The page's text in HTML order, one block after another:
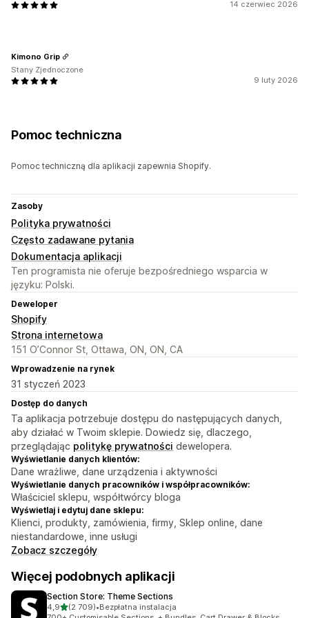
14 czerwiec 2026
9 luty 2026
Kimono Grip
Stany Zjednoczone
Pomoc techniczna
Pomoc techniczną dla aplikacji zapewnia Shopify.
Zasoby
Polityka prywatności
Często zadawane pytania
Dokumentacja aplikacji
Ten programista nie oferuje bezpośredniego wsparcia w
języku: Polski.
Deweloper
Shopify
Strona internetowa
151 O’Connor St, Ottawa, ON, ON, CA
Wprowadzenie na rynek
31 styczeń 2023
Dostęp do danych
Ta aplikacja potrzebuje dostępu do następujących danych,
aby działać w Twoim sklepie. Dowiedz się, dlaczego,
przeglądając politykę prywatności dewelopera.
Wyświetlanie danych klientów:
Dane wrażliwe, dane urządzenia i aktywności
Wyświetlanie danych pracowników i współpracowników:
Właściciel sklepu, współtwórcy bloga
Wyświetlaj i edytuj dane sklepu:
Klienci, produkty, zamówienia, firmy, Sklep online, dane
niestandardowe, inne usługi
Zobacz szczegóły
Więcej podobnych aplikacji
Section Store: Theme Sections
4,9na 5 gwiazdek
(2 709)
Łączna liczba recenzji: 2709
•Bezpłatna instalacja